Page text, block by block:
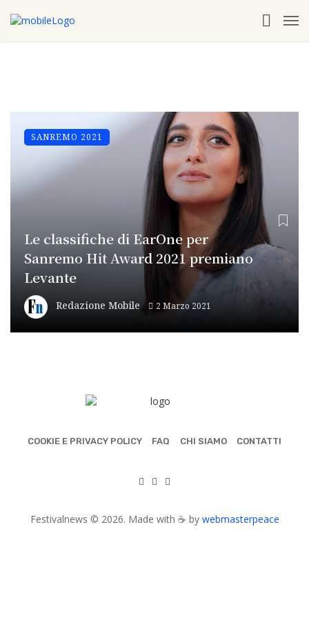
Le classifiche di EarOne per
Sanremo Hit Award 2021 premiano
Levante
Redazione Mobile 2 Marzo 2021
SANREMO 2021
COOKIE E PRIVACY POLICY FAQ CHI SIAMO CONTATTI
Festivalnews © 2026. Made with ☕ by webmasterpeace